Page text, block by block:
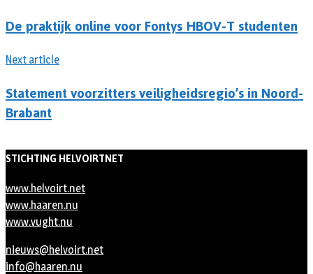
De praktijk online voor Fontys HBOV-T studenten
Next article
Statement voorzitters veiligheidsregio’s in Noord-
Brabant
STICHTING HELVOIRTNET
www.helvoirt.net
www.haaren.nu
www.vught.nu
nieuws@helvoirt.net
info@haaren.nu